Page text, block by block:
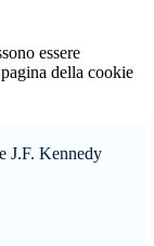
essere
della cookie
J.F. Kennedy